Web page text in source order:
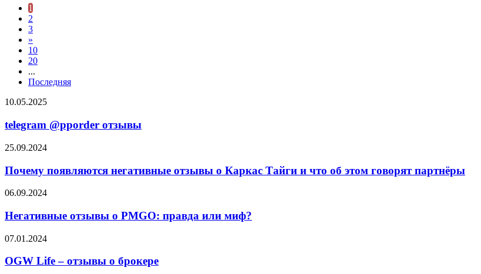
1
2
3
»
10
20
...
Последняя
telegram
отзывы
10.05.2025
telegram @pporder отзывы
Почему
негативные
отзывы
о
Тайги
и
об
говорят
25.09.2024
Почему появляются негативные отзывы о Каркас Тайги и что об этом говорят партнёры
Негативные
о
PMGO:
правда
или
миф?
06.09.2024
Негативные отзывы о PMGO: правда или миф?
OGW
–
07.01.2024
OGW Life – отзывы о брокере